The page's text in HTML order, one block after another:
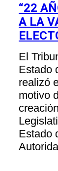
“22
A LA
El
Estado
realizó
motivo
Estado